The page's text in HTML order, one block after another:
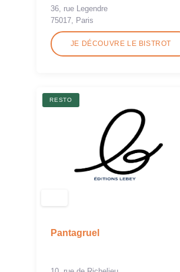
36, rue Legendre
75017, Paris
JE DÉCOUVRE LE BISTROT
RESTO
Pantagruel